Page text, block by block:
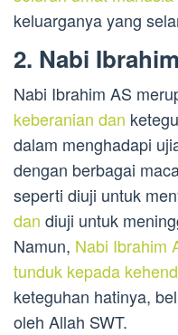
keluarganya yang
2. Nabi
Nabi Ibrahim AS
keberanian dan
dalam menghadapi
dengan berbagai
seperti diuji untuk
dan diuji untuk
Namun, Nabi Ibrahim
tunduk kepada
keteguhan hatinya,
oleh Allah SWT.